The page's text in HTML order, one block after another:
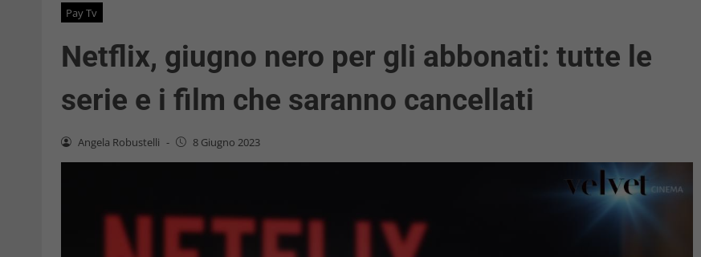
Pay Tv
Netflix, giugno nero per gli abbonati: tutte le
serie e i film che saranno cancellati
Angela Robustelli - 8 Giugno 2023